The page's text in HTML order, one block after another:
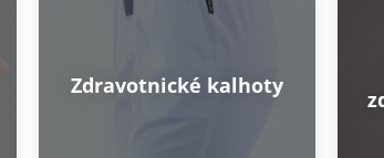
Zdravotnické kalhoty